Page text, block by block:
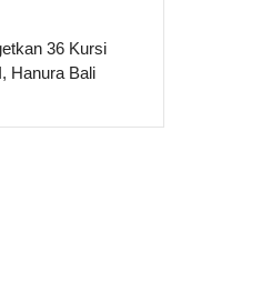
36 Kursi
Hanura Bali